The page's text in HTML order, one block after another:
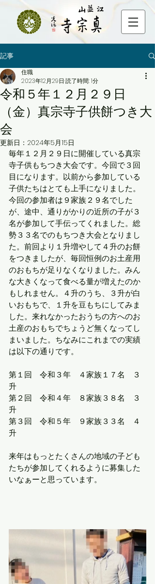
記事
令和５年１２月２９日
（金）真宗寺子供餅つき大
会
住職
2023年12月29日 読了時間: 1分
更新日： 2024年5月15日
毎年１２月２９日に開催している真宗
寺子供もちつき大会です。今回で３回
目になります。以前から参加している
子供たちはとても上手になりました。
今回の参加者は９家族２９名でした
が、途中、通りがかりの近所の子が３
名が参加して手伝ってくれました。総
勢３３名でのもちつき大会となりまし
た。前回より１升増やして４升のお餅
をつきましたが、毎回恒例のお土産用
のおもちが足りなくなりました。みん
な大きくなって食べる量が増えたのか
もしれません。４升のうち、３升が白
いおもちで、１升を豆もちにしてみま
した。来れなかったおうちの方へのお
土産のおもちでちょうど無くなってし
まいました。ちなみにこれまでの実績
は以下の通りです。
第１ 回　令和３年　４家族１７名　３
升
第２回　令和４年　８家族３８名　３
升
第３回　令和５年　９家族３３名　４
升
来年はもっとたくさんの地域の子ども
たちが参加してくれるように募集した
いなぁーと思っています。